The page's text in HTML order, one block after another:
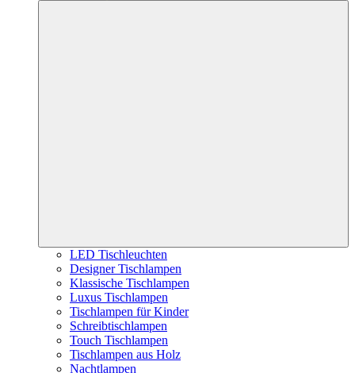
LED Tischleuchten
Designer Tischlampen
Klassische Tischlampen
Luxus Tischlampen
Tischlampen für Kinder
Schreibtischlampen
Touch Tischlampen
Tischlampen aus Holz
Nachtlampen